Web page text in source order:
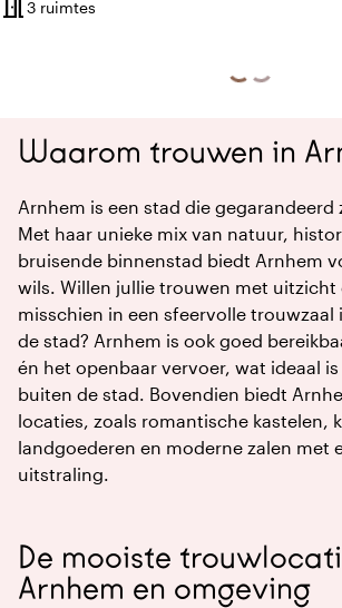
meeting_room3 ruimtes
Waarom trouwen in
Arnhem is een stad die gegarandeerd
Met haar unieke mix van natuur,
bruisende binnenstad biedt Arnhem
wils. Willen jullie trouwen met uitzicht
misschien in een sfeervolle trouwzaal
de stad? Arnhem is ook goed
én het openbaar vervoer, wat ideaal
buiten de stad. Bovendien biedt
locaties, zoals romantische kastelen,
landgoederen en moderne zalen met
uitstraling.
De mooiste
Arnhem en omgeving